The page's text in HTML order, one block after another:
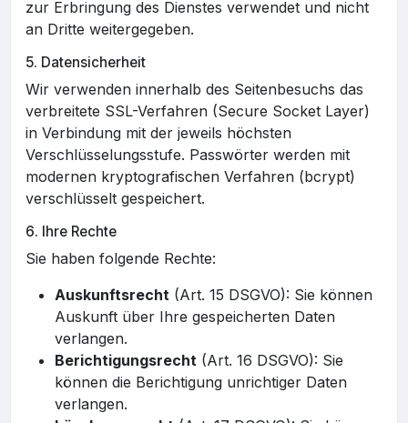
zur Erbringung des Dienstes verwendet und nicht
an Dritte weitergegeben.
5. Datensicherheit
Wir verwenden innerhalb des Seitenbesuchs das
verbreitete SSL-Verfahren (Secure Socket Layer)
in Verbindung mit der jeweils höchsten
Verschlüsselungsstufe. Passwörter werden mit
modernen kryptografischen Verfahren (bcrypt)
verschlüsselt gespeichert.
6. Ihre Rechte
Sie haben folgende Rechte:
Auskunftsrecht (Art. 15 DSGVO): Sie können
Auskunft über Ihre gespeicherten Daten
verlangen.
Berichtigungsrecht (Art. 16 DSGVO): Sie
können die Berichtigung unrichtiger Daten
verlangen.